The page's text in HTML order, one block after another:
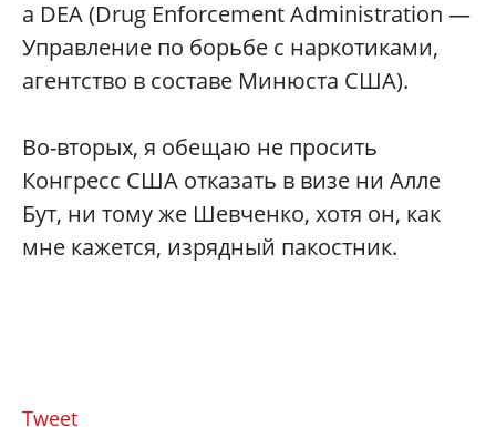
а DEA (Drug Enforcement Administration —
Управление по борьбе с наркотиками,
агентство в составе Минюста США).
Во-вторых, я обещаю не просить
Конгресс США отказать в визе ни Алле
Бут, ни тому же Шевченко, хотя он, как
мне кажется, изрядный пакостник.
Tweet